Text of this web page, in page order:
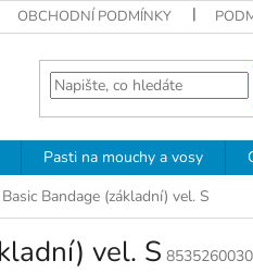
OBCHODNÍ PODMÍNKY
Pasti na mouchy a vosy
Bandage (základní) vel. S
vel. S